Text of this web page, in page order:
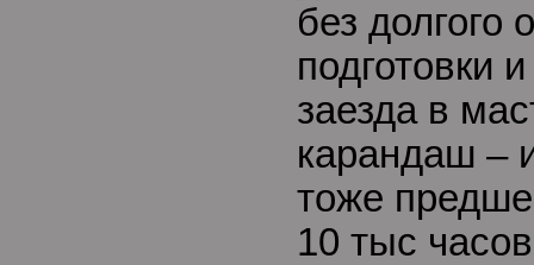
без долгого
подготовки
заезда в
карандаш –
тоже
10 тыс